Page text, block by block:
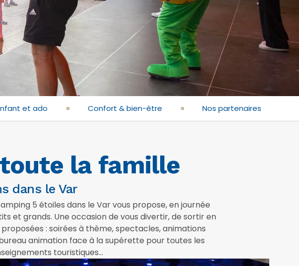
et ado Confort & bien-être Nos partenaires
la famille
dans le Var
5 étoiles dans le Var vous propose, en journée
et grands. Une occasion de vous divertir, de sortir en
: soirées à thème, spectacles, animations
animation face à la supérette pour toutes les
touristiques…